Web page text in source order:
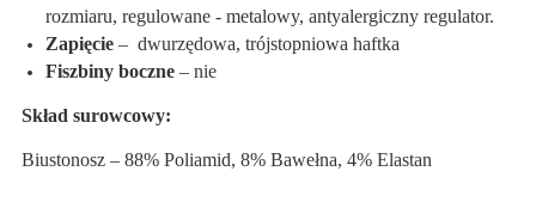
rozmiaru, regulowane - metalowy, antyalergiczny regulator.
Zapięcie – dwurzędowa, trójstopniowa haftka
Fiszbiny boczne – nie
Skład surowcowy:
Biustonosz – 88% Poliamid, 8% Bawełna, 4% Elastan